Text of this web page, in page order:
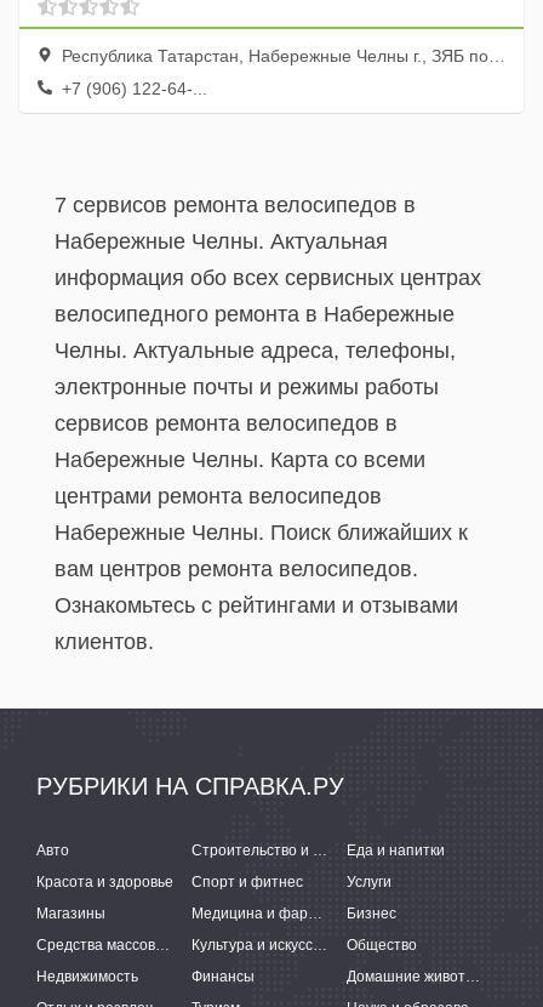
Республика Татарстан, Набережные Челны г., ЗЯБ пос., ул. Хади Такташа, 51
+7 (906) 122-64-...
7 сервисов ремонта велосипедов в
Набережные Челны. Актуальная
информация обо всех сервисных центрах
велосипедного ремонта в Набережные
Челны. Актуальные адреса, телефоны,
электронные почты и режимы работы
сервисов ремонта велосипедов в
Набережные Челны. Карта со всеми
центрами ремонта велосипедов
Набережные Челны. Поиск ближайших к
вам центров ремонта велосипедов.
Ознакомьтесь с рейтингами и отзывами
клиентов.
РУБРИКИ НА СПРАВКА.РУ
Авто Строительство и ремонт
Еда и напитки
Красота и здоровье
Спорт и фитнес
Услуги
Магазины
Медицина и фармацевтика
Бизнес
Средства массовой информации
Культура и искусство
Общество
Недвижимость
Финансы
Домашние животные